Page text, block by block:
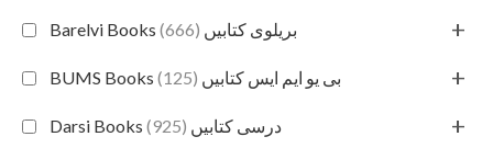
Barelvi Books بریلوی کتابیں (666) +
BUMS Books بی یو ایم ایس کتابیں (125) +
Darsi Books درسی کتابیں (925) +